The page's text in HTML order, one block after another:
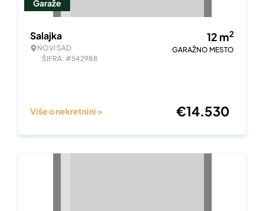
Garaže
Salajka
NOVI SAD
ŠIFRA: #542988
12 m2
GARAŽNO MESTO
Više o nekretnini > €14.530